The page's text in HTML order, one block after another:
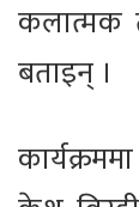
कलात्मक
बताइन् ।